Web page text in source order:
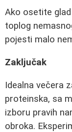
Ako osetite
toplog
pojesti malo
Zaključak
Idealna večera
proteinska, sa
izboru pravih
obroka.